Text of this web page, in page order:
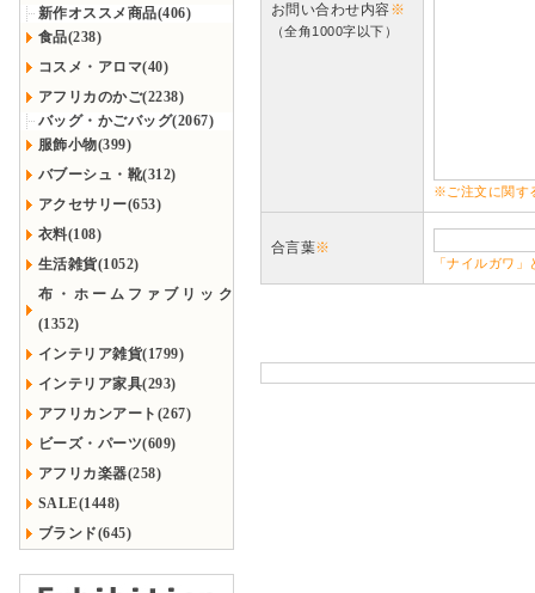
新作オススメ商品(406)
食品(238)
コスメ・アロマ(40)
アフリカのかご(2238)
バッグ・かごバッグ(2067)
服飾小物(399)
バブーシュ・靴(312)
アクセサリー(653)
衣料(108)
生活雑貨(1052)
布・ホームファブリック
(1352)
インテリア雑貨(1799)
インテリア家具(293)
アフリカンアート(267)
ビーズ・パーツ(609)
アフリカ楽器(258)
SALE(1448)
ブランド(645)
お問い合わせ内容※
（全角1000字以下）
※ご注文に関す
合言葉※
「ナイルガワ